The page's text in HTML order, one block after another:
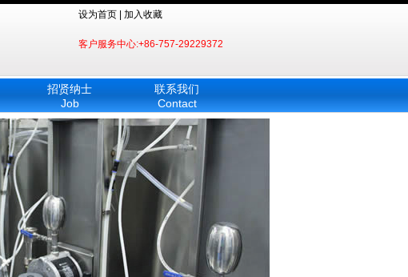
设为首页 | 加入收藏
客户服务中心:+86-757-29229372
联系我们
Contact
招贤纳士
Job